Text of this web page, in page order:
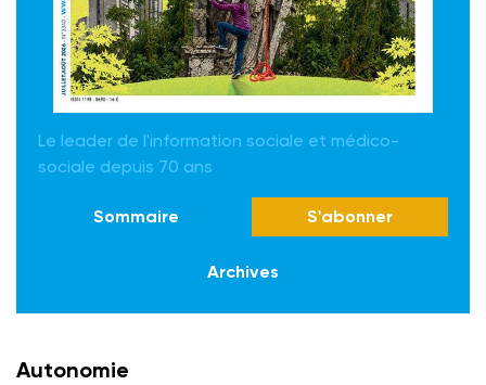
Le leader de l'information sociale et médico-
sociale depuis 70 ans
Sommaire S'abonner
Archives
Autonomie